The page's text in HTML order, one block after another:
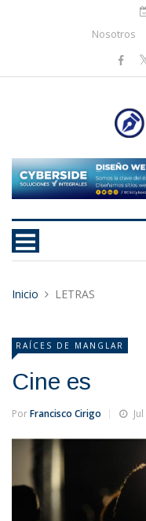
Nosotros
Inicio LETRAS
RAÍCES DE MANGLAR
Cine es
PorFrancisco Cirigo